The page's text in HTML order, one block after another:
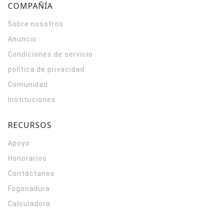
COMPAÑÍA
Sobre nosotros
Anuncio
Condiciones de servicio
política de privacidad
Comunidad
Instituciones
RECURSOS
Apoyo
Honorarios
Contáctanos
Fogonadura
Calculadora